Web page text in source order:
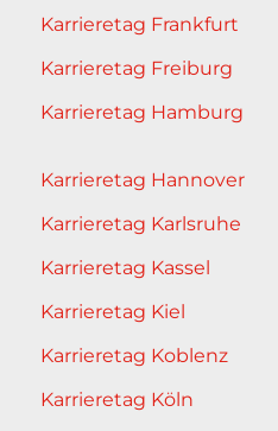
Karrieretag Frankfurt
Karrieretag Freiburg
Karrieretag Hamburg
Karrieretag Hannover
Karrieretag Karlsruhe
Karrieretag Kassel
Karrieretag Kiel
Karrieretag Koblenz
Karrieretag Köln